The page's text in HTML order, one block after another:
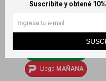
Suscribite y obtené
Llega MAÑANA